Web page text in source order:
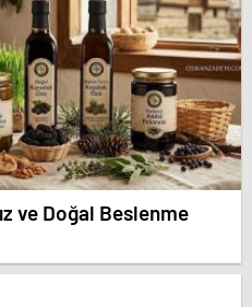
ve Doğal Beslenme